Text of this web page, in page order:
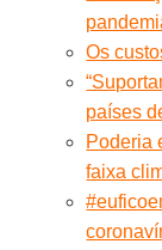
Os
países
Poderia
faixa